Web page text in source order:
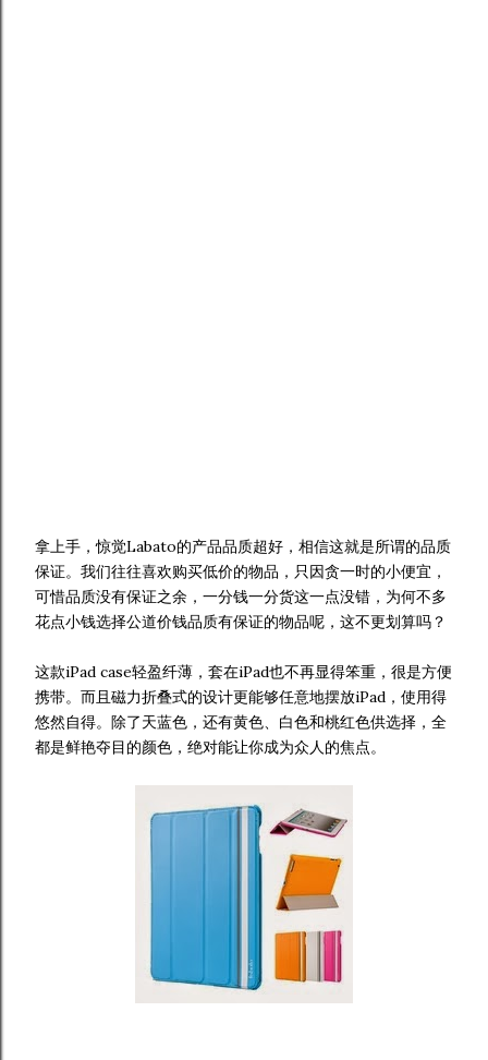
拿上手，惊觉Labato的产品品质超好，相信这就是所谓的品质
保证。我们往往喜欢购买低价的物品，只因贪一时的小便宜，
可惜品质没有保证之余，一分钱一分货这一点没错，为何不多
花点小钱选择公道价钱品质有保证的物品呢，这不更划算吗？
这款iPad case轻盈纤薄，套在iPad也不再显得笨重，很是方便
携带。而且磁力折叠式的设计更能够任意地摆放iPad，使用得
悠然自得。除了天蓝色，还有黄色、白色和桃红色供选择，全
都是鲜艳夺目的颜色，绝对能让你成为众人的焦点。